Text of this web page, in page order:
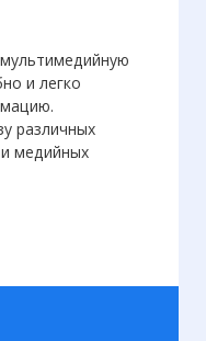
и легко
различных
медийных